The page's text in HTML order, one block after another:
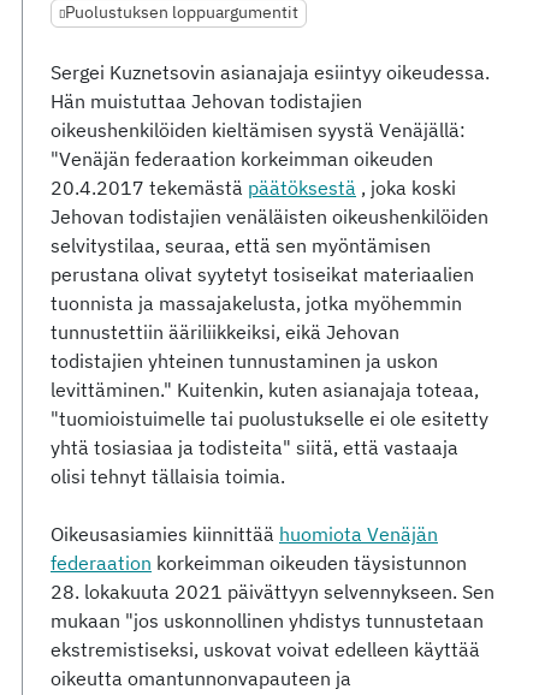
Puolustuksen loppuargumentit
Sergei Kuznetsovin asianajaja esiintyy oikeudessa.
Hän muistuttaa Jehovan todistajien
oikeushenkilöiden kieltämisen syystä Venäjällä:
"Venäjän federaation korkeimman oikeuden
20.4.2017 tekemästä päätöksestä , joka koski
Jehovan todistajien venäläisten oikeushenkilöiden
selvitystilaa, seuraa, että sen myöntämisen
perustana olivat syytetyt tosiseikat materiaalien
tuonnista ja massajakelusta, jotka myöhemmin
tunnustettiin ääriliikkeiksi, eikä Jehovan
todistajien yhteinen tunnustaminen ja uskon
levittäminen." Kuitenkin, kuten asianajaja toteaa,
"tuomioistuimelle tai puolustukselle ei ole esitetty
yhtä tosiasiaa ja todisteita" siitä, että vastaaja
olisi tehnyt tällaisia toimia.
Oikeusasiamies kiinnittää huomiota Venäjän
federaation korkeimman oikeuden täysistunnon
28. lokakuuta 2021 päivättyyn selvennykseen. Sen
mukaan "jos uskonnollinen yhdistys tunnustetaan
ekstremistiseksi, uskovat voivat edelleen käyttää
oikeutta omantunnonvapauteen ja